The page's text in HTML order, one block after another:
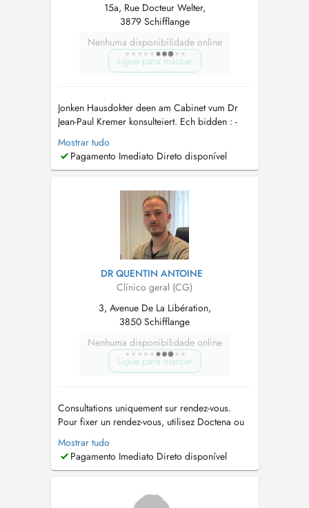
15a, Rue Docteur Welter,
3879 Schifflange
Nenhuma disponibilidade online
Ligue para marcar
Jonken Hausdokter deen am Cabinet vum Dr
Jean-Paul Kremer konsulteiert. Ech bidden : -
den suivi vun Kanner, Jugendlecher,
Erwuessener a Senioren un - betreiung vun
akuten ewéi chronesch Krankheete -
de Permis, an all Sportaarten - Behand...
Mostrar tudo
Pagamento Imediato Direto disponível
DR QUENTIN ANTOINE
Clínico geral (CG)
3, Avenue De La Libération,
3850 Schifflange
Nenhuma disponibilidade online
Ligue para marcar
Consultations uniquement sur rendez-vous.
Pour fixer un rendez-vous, utilisez Doctena ou
appelez le secrétariat au +352 54 04 96. En
collaboration avec Docteur Masclet. Il y a deux
accès possibles : - Le premier se situe au 3
Mostrar tudo
Pagamento Imediato Direto disponível